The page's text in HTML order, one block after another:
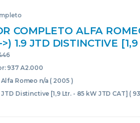
COMPLETO ALFA
1.9 JTD DISTINCTIVE
CAT] 937 A2.000
NEGRO BLOQUE
937 A2.000
Romeo n/a ( 2005 )
JTD Distinctive [1,9 Ltr. - 85 kW JTD CAT] (